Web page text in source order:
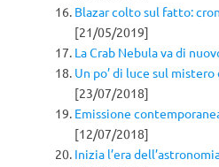
Blazar colto sul fatto:
[21/05/2019]
La Crab Nebula va di
Un po’ di luce sul
[23/07/2018]
Emissione
[12/07/2018]
Inizia l’era